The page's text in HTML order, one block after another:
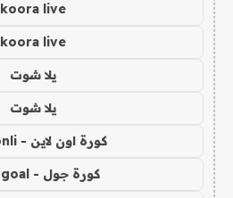
koora live
koora live
يلا شوت
يلا شوت
كورة اون لاين - kora onli
كورة جول - kora goal